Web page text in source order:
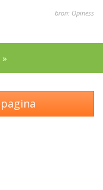
bron: Opiness